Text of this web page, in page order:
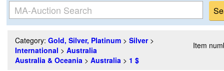
Category: Gold, Silver, Platinum > Silver>
International > Australia
Australia & Oceania > Australia > 1 $
Item